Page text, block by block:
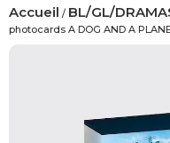
Accueil / BL/GL/
photocards A DOG AND A